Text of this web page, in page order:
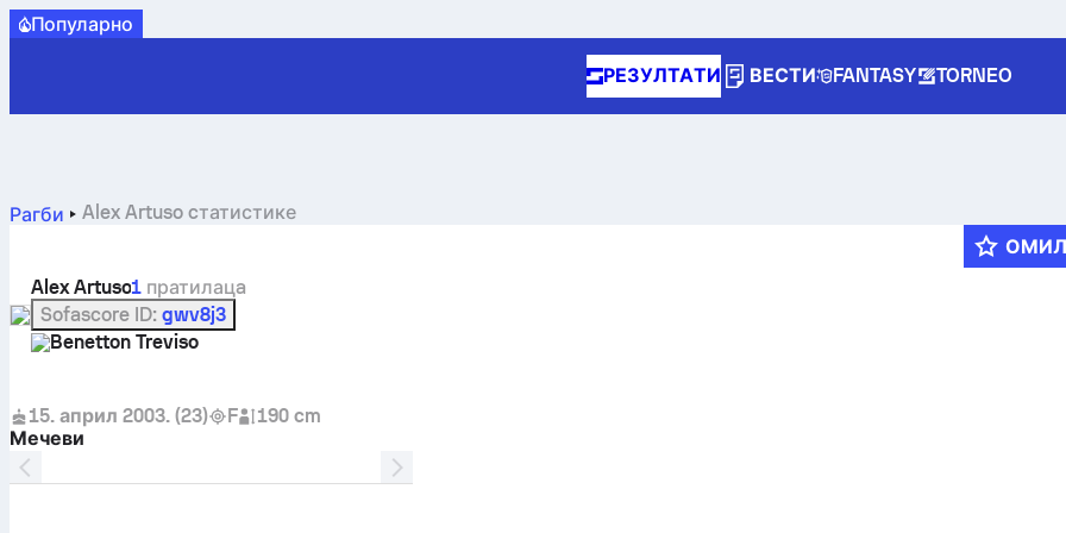
Популарно
РЕЗУЛТАТИ ВЕСТИ FANTASY TORNEO
Рагби Alex Artuso cтатистике
Alex Artuso1 пратилацa
Sofascore ID: gwv8j3
Benetton Treviso
15. април 2003. (23) F
190 cm
Мечеви